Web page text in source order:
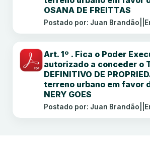
OSANA DE FREITTAS
Postado por: Juan Brandão
Art. 1º . Fica o Poder
autorizado a conceder o
DEFINITIVO DE
terreno urbano em favor
NERY GOES
Postado por: Juan Brandão